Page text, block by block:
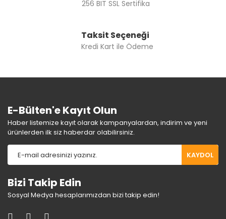
256 BIT SSL Sertifika
Taksit Seçeneği
Kredi Kart ile Ödeme
E-Bülten'e Kayıt Olun
Haber listemize kayıt olarak kampanyalardan, indirim ve yeni
ürünlerden ilk siz haberdar olabilirsiniz.
KAYDOL
Bizi Takip Edin
Sosyal Medya hesaplarımızdan bizi takip edin!